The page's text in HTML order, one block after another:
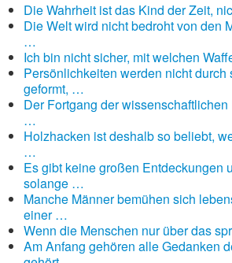
Die Wahrheit ist das Kind der Zeit,
Die Welt wird nicht bedroht von den
…
Ich bin nicht sicher, mit welchen
Persönlichkeiten werden nicht durch
geformt, …
Der Fortgang der
…
Holzhacken ist deshalb so beliebt,
…
Es gibt keine großen Entdeckungen
solange …
Manche Männer bemühen sich
einer …
Wenn die Menschen nur über das
Am Anfang gehören alle Gedanken